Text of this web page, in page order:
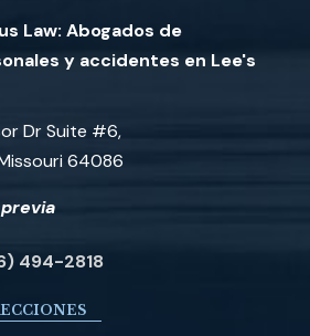
Law: Abogados de
y accidentes en Lee's
Dr Suite #6,
64086
494-2818